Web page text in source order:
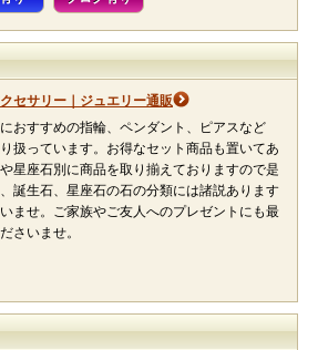
セサリー｜ジュエリー通販
おすすめの指輪、ペンダント、ピアスなど
扱っています。お得なセット商品も置いてあ
星座石別に商品を取り揃えておりますので是
誕生石、星座石の石の分類には諸説あります
ませ。ご家族やご友人へのプレゼントにも最
さいませ。